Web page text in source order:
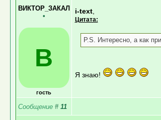
ВИКТОР_ЗАКАЛ
•
В
гость
i-text,
Цитата:
P.S. Интересно, а как
Я знаю!
Сообщение # 11